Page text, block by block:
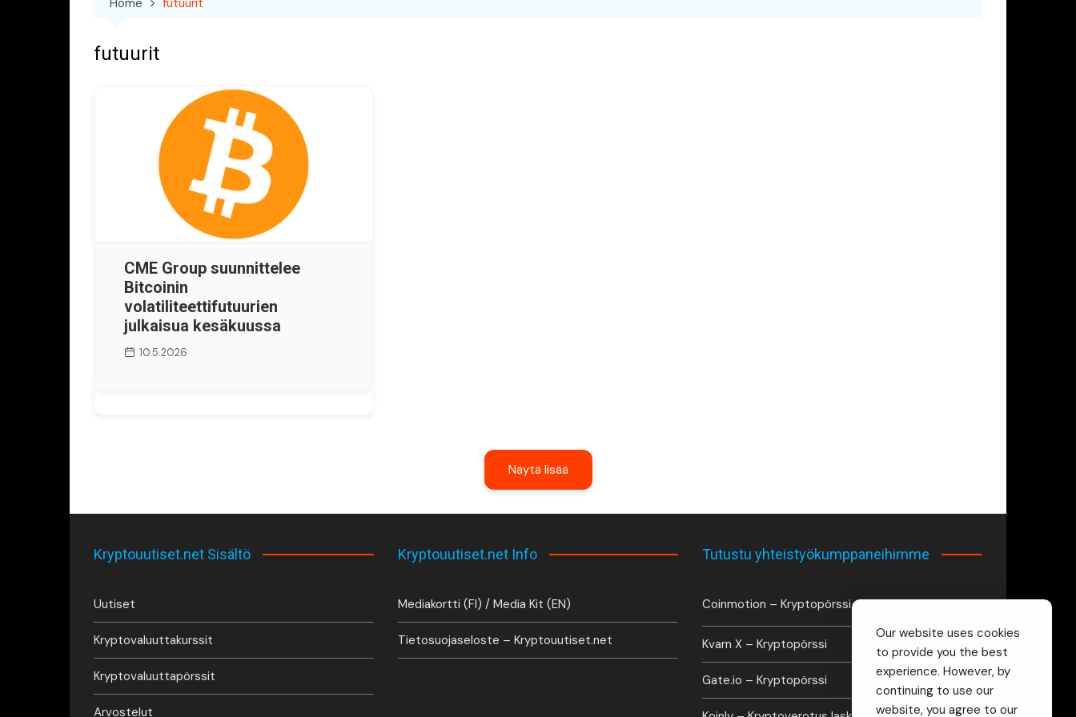
futuurit
CME Group suunnittelee
Bitcoinin
volatiliteettifutuurien
julkaisua kesäkuussa
10.5.2026
Näytä lisää
Kryptouutiset.net Sisältö
Uutiset
Kryptovaluuttakurssit
Kryptovaluuttapörssit
Arvostelut
Kryptouutiset.net Info
Mediakortti (FI) / Media Kit (EN)
Tietosuojaseloste – Kryptouutiset.net
Tutustu yhteistyökumppaneihimme
Coinmotion – Kryptopörssi
Kvarn X – Kryptopörssi
Gate.io – Kryptopörssi
Our website uses cookies
to provide you the best
experience. However, by
continuing to use our
website, you agree to our